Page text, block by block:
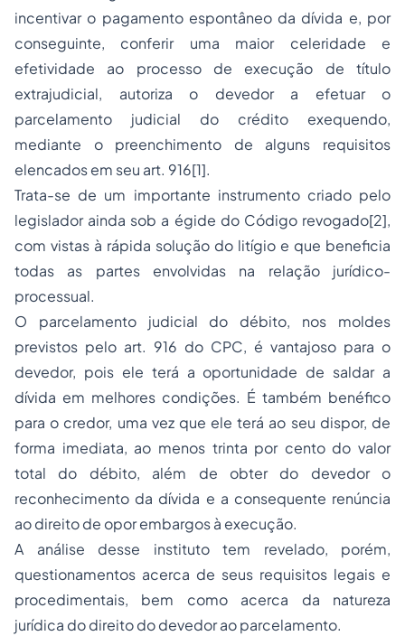
incentivar o pagamento espontâneo da dívida e, por
conseguinte, conferir uma maior celeridade e
efetividade ao processo de execução de título
extrajudicial, autoriza o devedor a efetuar o
parcelamento judicial do crédito exequendo,
mediante o preenchimento de alguns requisitos
elencados em seu art. 916[1].
Trata-se de um importante instrumento criado pelo
legislador ainda sob a égide do Código revogado[2],
com vistas à rápida solução do litígio e que beneficia
todas as partes envolvidas na relação jurídico-
processual.
O parcelamento judicial do débito, nos moldes
previstos pelo art. 916 do CPC, é vantajoso para o
devedor, pois ele terá a oportunidade de saldar a
dívida em melhores condições. É também benéfico
para o credor, uma vez que ele terá ao seu dispor, de
forma imediata, ao menos trinta por cento do valor
total do débito, além de obter do devedor o
reconhecimento da dívida e a consequente renúncia
ao direito de opor embargos à execução.
A análise desse instituto tem revelado, porém,
questionamentos acerca de seus requisitos legais e
procedimentais, bem como acerca da natureza
jurídica do direito do devedor ao parcelamento.